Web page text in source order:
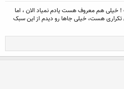
هم معروف هست یادم نمیاد الان ، اما
تکراری هست، خیلی جاها رو دیدم از این سبک